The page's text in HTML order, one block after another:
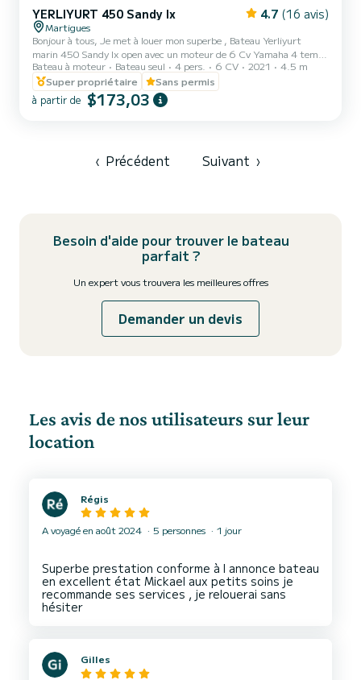
YERLIYURT 450 Sandy lx 4.7 (16 avis)
Martigues
Bonjour à tous, Je met à louer mon superbe , Bateau Yerliyurt
marin 450 Sandy lx open avec un moteur de 6 Cv Yamaha 4 temps
de dernière génération faible en consommation, simple d’utilisation
pour une petite balade, une partie de pêche, ou pique nique etc….
Options: Taud de soleil Ancre manuel. Grand coffre de rangement.
Vivier ( conteneur de poisson ) Etc.. Créneaux de location: pour la
Bateau à moteur Bateau seul 4 pers. 6 CV 2021
4.5 m
Super propriétaire
Sans permis
à partir de $173,03
‹ Précédent Suivant ›
Besoin d'aide pour trouver le bateau
parfait ?
Un expert vous trouvera les meilleures offres
Demander un devis
Les avis de nos utilisateurs sur leur
location
Régis
A voyagé en août 2024 5 personnes 1 jour
Superbe prestation conforme à l annonce bateau
en excellent état Mickael aux petits soins je
recommande ses services , je relouerai sans
Gilles